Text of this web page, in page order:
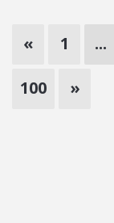
« 1 ...
100 »